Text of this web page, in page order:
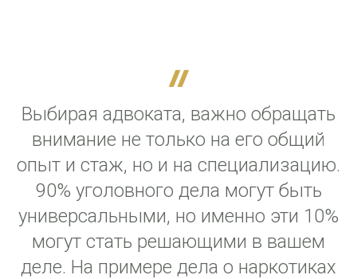
Выбирая адвоката, важно обращать
внимание не только на его общий
опыт и стаж, но и на специализацию.
90% уголовного дела могут быть
универсальными, но именно эти 10%
могут стать решающими в вашем
деле. На примере дела о наркотиках